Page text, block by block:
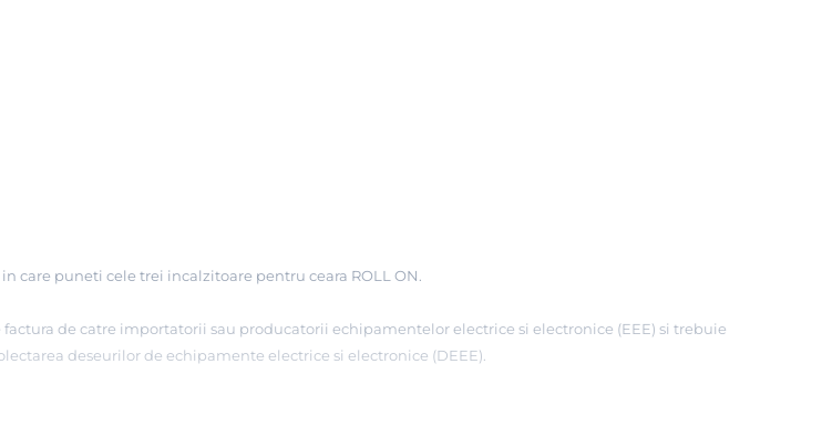
care puneti cele trei incalzitoare pentru ceara ROLL ON.
factura de catre importatorii sau producatorii echipamentelor electrice si electronice (EEE) si trebuie
deseurilor de echipamente electrice si electronice (DEEE).